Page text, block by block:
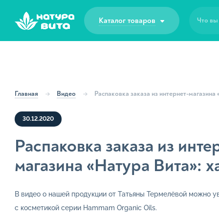
Наши услуги
для
Малые партии
Частые вопросы
Прайс-листы
Каталог товаров Что вы
Главная Видео Распаковка заказа из интернет-
30.12.2020
Распаковка заказа из
магазина «Натура Вита»:
В видео о нашей продукции от Татьяны Термелёвой можно
с косметикой серии Hammam Organic Oils.